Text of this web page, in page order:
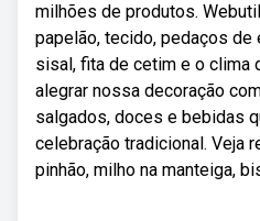
milhões de produtos.
papelão, tecido, pedaços de
sisal, fita de cetim e o clima
alegrar nossa decoração
salgados, doces e bebidas
celebração tradicional. Veja
pinhão, milho na manteiga,